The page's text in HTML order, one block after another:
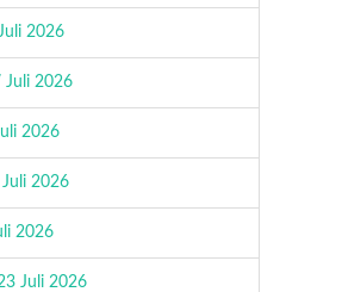
2026
Juli 2026
2026
2026
2026
Juli 2026